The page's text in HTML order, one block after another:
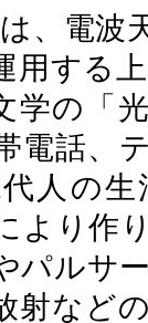
、電波
用する
学の「
電話、
人の
より作
パルサ
射など